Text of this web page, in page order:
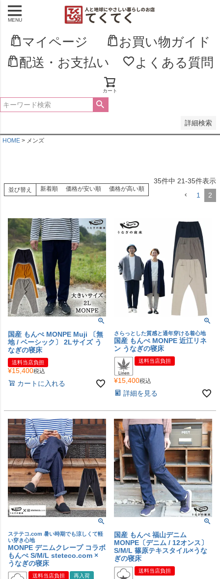
MENU
マイページ
お買い物ガイド
配送・お支払い
よくある質問
カート
詳細検索
新着順
登録順
価格が高い順
優先度順
HOME メンズ
並び替え 新着順 価格が安い順 価格が高い順
35件中 21-35件表示
1
2
国産 もんぺ MONPE Muji 〔無
地 / ベーシック〕 2Lサイズ う
なぎの寝床
送料当店負担
¥15,400税込
カートに入れる
さらっとした質感と通年穿ける着心地
国産 もんぺ MONPE 近江リネ
ン うなぎの寝床
送料当店負担
¥15,400税込
詳細を見る
ステテコ.com 暑い時期でも涼しくて軽
い穿き心地
MONPE デニムクレープ コラボ
もんぺ S/M/L steteco.com ×
うなぎの寝床
送料当店負担 再入荷
国産 もんぺ 福山デニム
MONPE〔デニム / 12オンス〕
S/M/L 篠原テキスタイル×うな
ぎの寝床
送料当店負担